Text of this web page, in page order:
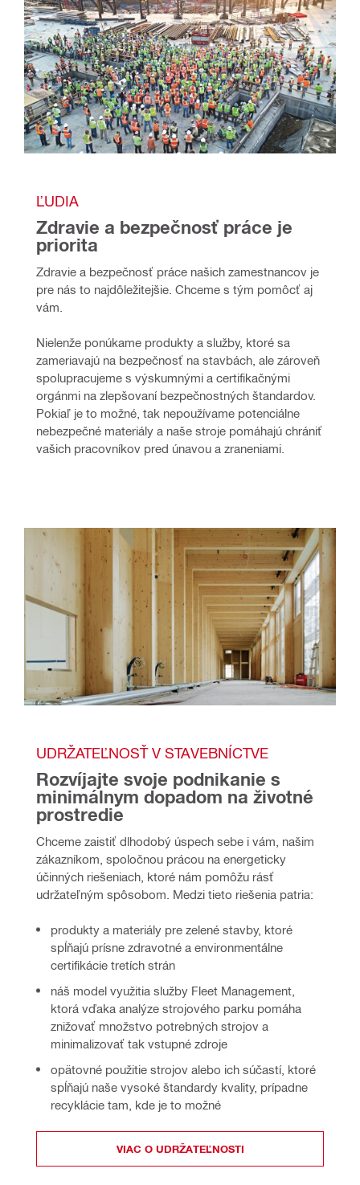
ĽUDIA
Zdravie a bezpečnosť práce je
priorita
Zdravie a bezpečnosť práce našich zamestnancov je
pre nás to najdôležitejšie. Chceme s tým pomôcť aj
vám.
Nielenže ponúkame produkty a služby, ktoré sa
zameriavajú na bezpečnosť na stavbách, ale zároveň
spolupracujeme s výskumnými a certifikačnými
orgánmi na zlepšovaní bezpečnostných štandardov.
Pokiaľ je to možné, tak nepoužívame potenciálne
nebezpečné materiály a naše stroje pomáhajú chrániť
vašich pracovníkov pred únavou a zraneniami.
UDRŽATEĽNOSŤ V STAVEBNÍCTVE
Rozvíjajte svoje podnikanie s
minimálnym dopadom na životné
prostredie
Chceme zaistiť dlhodobý úspech sebe i vám, našim
zákazníkom, spoločnou prácou na energeticky
účinných riešeniach, ktoré nám pomôžu rásť
udržateľným spôsobom. Medzi tieto riešenia patria:
produkty a materiály pre zelené stavby, ktoré
spĺňajú prísne zdravotné a environmentálne
certifikácie tretích strán
náš model využitia služby Fleet Management,
ktorá vďaka analýze strojového parku pomáha
znižovať množstvo potrebných strojov a
minimalizovať tak vstupné zdroje
opätovné použitie strojov alebo ich súčastí, ktoré
spĺňajú naše vysoké štandardy kvality, prípadne
recyklácie tam, kde je to možné
VIAC O UDRŽATEĽNOSTI